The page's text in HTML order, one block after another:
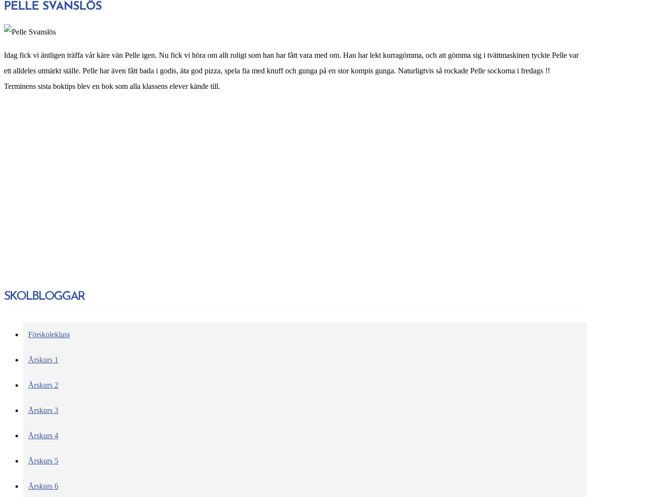
PELLE SVANSLÖS
Idag fick vi äntligen träffa vår käre vän Pelle igen. Nu fick vi höra om allt roligt som han har fått vara med om. Han har lekt kurragömma, och att gömma sig i tvättmaskinen tyckte Pelle var
ett alldeles utmärkt ställe. Pelle har även fått bada i godis, äta god pizza, spela fia med knuff och gunga på en stor kompis gunga. Naturligtvis så rockade Pelle sockorna i fredags !!
Terminens sista boktips blev en bok som alla klassens elever kände till.
SKOLBLOGGAR
Förskoleklass
Årskurs 1
Årskurs 2
Årskurs 3
Årskurs 4
Årskurs 5
Årskurs 6